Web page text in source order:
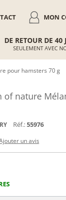
MON
DE RETOUR DE 40
SEULEMENT AVEC
pour hamsters 70 g
of nature
Réf.:55976
un avis